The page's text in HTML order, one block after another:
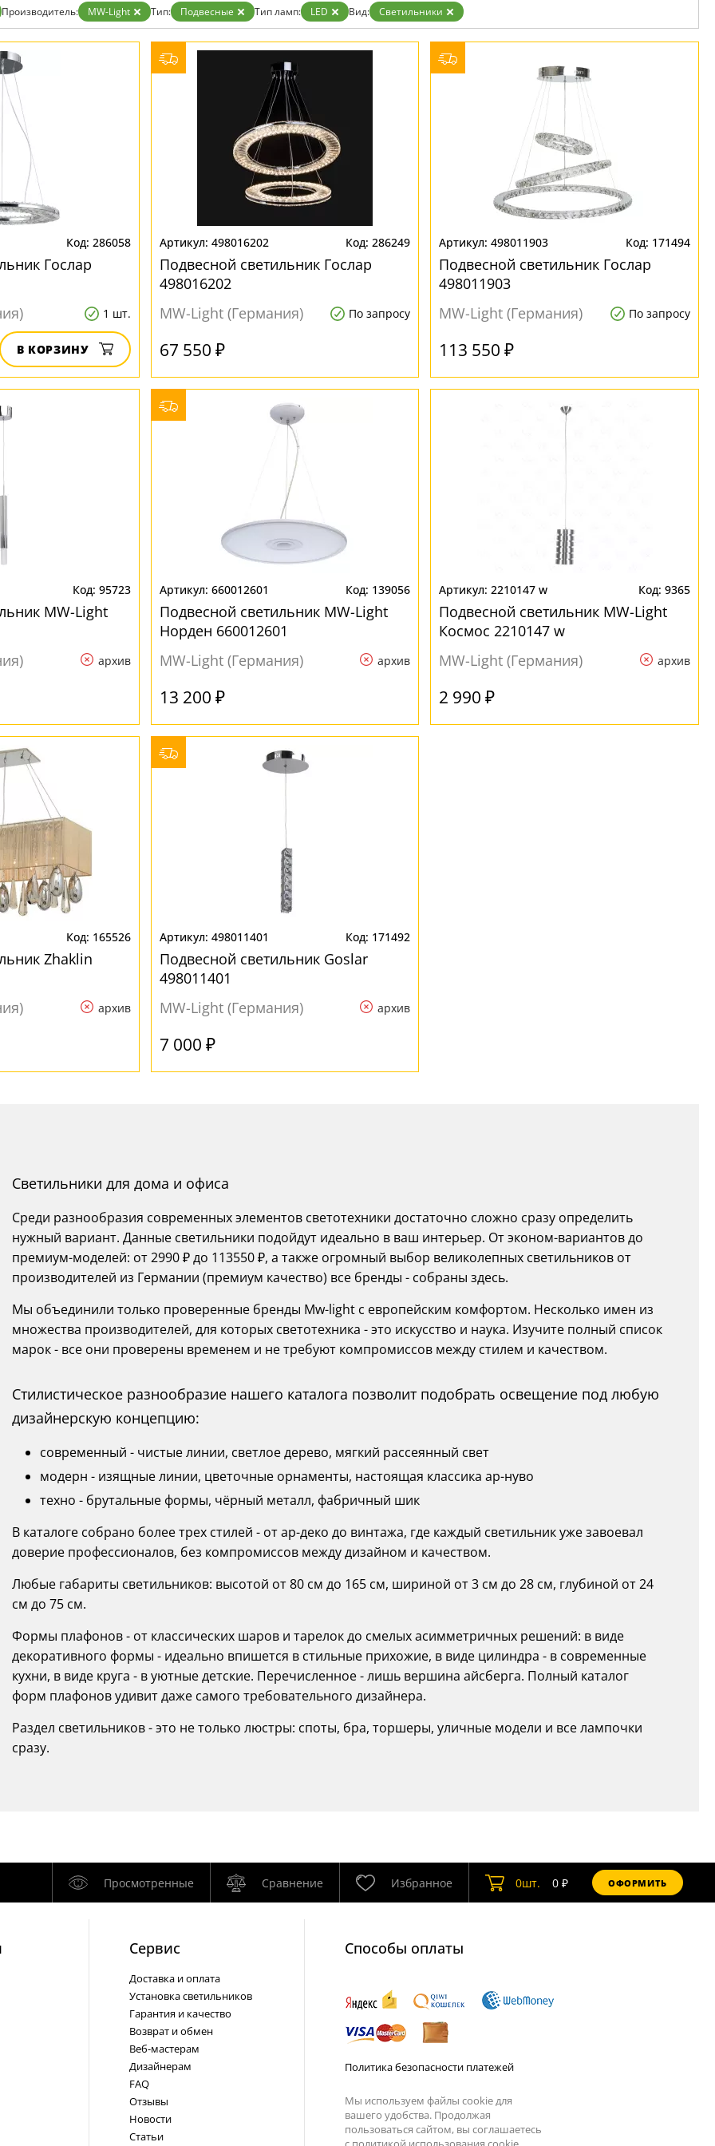
Золото
Прозрачные
Хром
Бренд
Производитель: MW-Light Тип: Подвесные Тип ламп: LED Вид: Светильники
286058
Гослар
1 шт.
В КОРЗИНУ
498016202 286249
Подвесной светильник Гослар
498016202
MW-Light (Германия)
По запросу
67 550 ₽
498011903 171494
Подвесной светильник Гослар
498011903
MW-Light (Германия)
По запросу
113 550 ₽
95723
MW-Light
архив
660012601 139056
Подвесной светильник MW-Light
Норден 660012601
MW-Light (Германия)
архив
13 200 ₽
2210147 w 9365
Подвесной светильник MW-Light
Космос 2210147 w
MW-Light (Германия)
архив
2 990 ₽
165526
Zhaklin
архив
498011401 171492
Подвесной светильник Goslar
498011401
MW-Light (Германия)
архив
7 000 ₽
Светильники для дома и офиса
Среди разнообразия современных элементов светотехники достаточно сложно сразу определить
нужный вариант. Данные светильники подойдут идеально в ваш интерьер. От эконом-вариантов до
премиум-моделей: от 2990 ₽ до 113550 ₽, а также огромный выбор великолепных светильников от
производителей из Германии (премиум качество) все бренды - собраны здесь.
Мы объединили только проверенные бренды Mw-light с европейским комфортом. Несколько имен из
множества производителей, для которых светотехника - это искусство и наука. Изучите полный список
марок - все они проверены временем и не требуют компромиссов между стилем и качеством.
Стилистическое разнообразие нашего каталога позволит подобрать освещение под любую
дизайнерскую концепцию:
современный - чистые линии, светлое дерево, мягкий рассеянный свет
модерн - изящные линии, цветочные орнаменты, настоящая классика ар-нуво
техно - брутальные формы, чёрный металл, фабричный шик
В каталоге собрано более трех стилей - от ар-деко до винтажа, где каждый светильник уже завоевал
доверие профессионалов, без компромиссов между дизайном и качеством.
Любые габариты светильников: высотой от 80 см до 165 см, шириной от 3 см до 28 см, глубиной от 24
см до 75 см.
Формы плафонов - от классических шаров и тарелок до смелых асимметричных решений: в виде
декоративного формы - идеально впишется в стильные прихожие, в виде цилиндра - в современные
кухни, в виде круга - в уютные детские. Перечисленное - лишь вершина айсберга. Полный каталог
форм плафонов удивит даже самого требовательного дизайнера.
Раздел светильников - это не только люстры: споты, бра, торшеры, уличные модели и все лампочки
сразу.
Просмотренные Сравнение Избранное 0шт. 0₽ ОФОРМИТЬ
Cервис
Доставка и оплата
Установка светильников
Гарантия и качество
Возврат и обмен
Веб-мастерам
Дизайнерам
FAQ
Отзывы
Новости
Статьи
Способы оплаты
Политика безопасности платежей
Мы используем файлы cookie для
вашего удобства. Продолжая
пользоваться сайтом, вы соглашаетесь